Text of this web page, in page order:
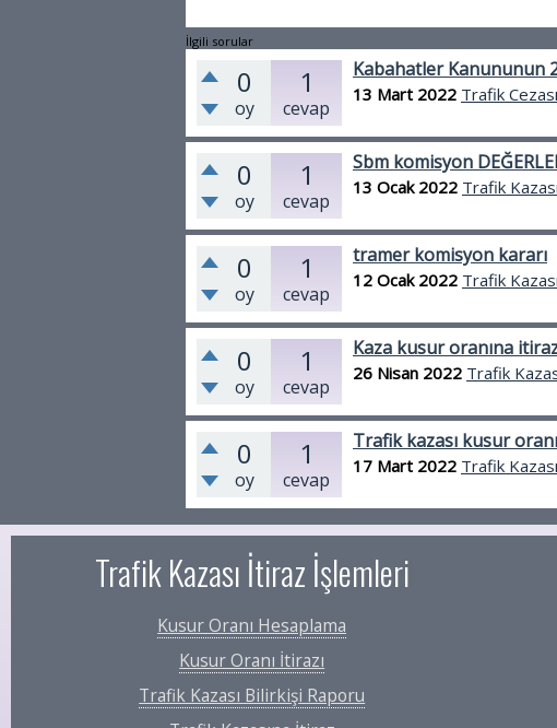
İlgili sorular
0
oy
1
cevap
Kabahatler Kanununun
13 Mart 2022 Trafik
0
oy
1
cevap
Sbm komisyon
13 Ocak 2022 Trafik
0
oy
1
cevap
tramer komisyon kararı
12 Ocak 2022 Trafik
0
oy
1
cevap
Kaza kusur oranına
26 Nisan 2022 Trafik
0
oy
1
cevap
Trafik kazası kusur
17 Mart 2022 Trafik
Trafik Kazası İtiraz İşlemleri
Kusur Oranı Hesaplama
Kusur Oranı İtirazı
Trafik Kazası Bilirkişi Raporu